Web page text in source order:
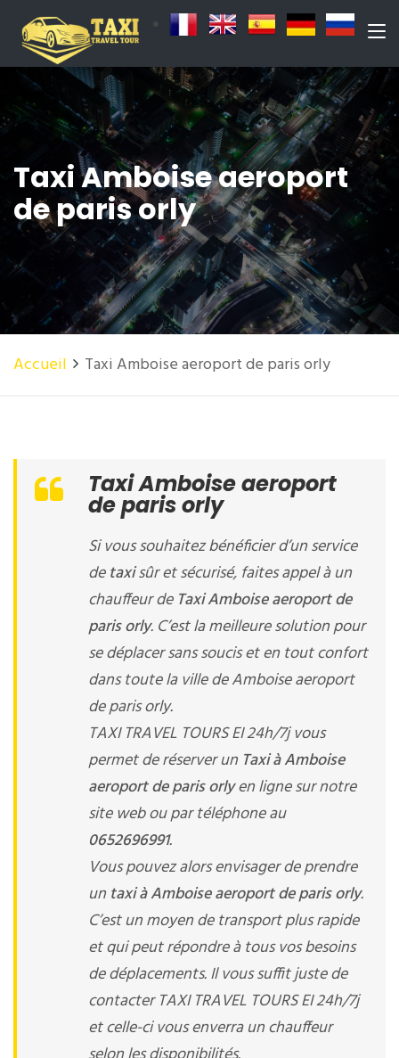
Taxi Amboise aeroport
de paris orly
Accueil Taxi Amboise aeroport de paris orly
Taxi Amboise aeroport
de paris orly
Si vous souhaitez bénéficier d’un service
detaxisûr et sécurisé, faites appel à un
chauffeur de Taxi Amboise aeroport de
paris orly. C’est la meilleure solution pour
se déplacer sans soucis et en tout confort
dans toute la ville de Amboise aeroport
de paris orly.
TAXI TRAVEL TOURS EI 24h/7j vous
permet de réserver un Taxi à Amboise
aeroport de paris orlyen ligne sur notre
site web ou par téléphone au
0652696991.
Vous pouvez alors envisager de prendre
un taxi à Amboise aeroport de paris orly.
C’est un moyen de transport plus rapide
et qui peut répondre à tous vos besoins
de déplacements. Il vous suffit juste de
contacter TAXI TRAVEL TOURS EI 24h/7j
et celle-ci vous enverra un chauffeur